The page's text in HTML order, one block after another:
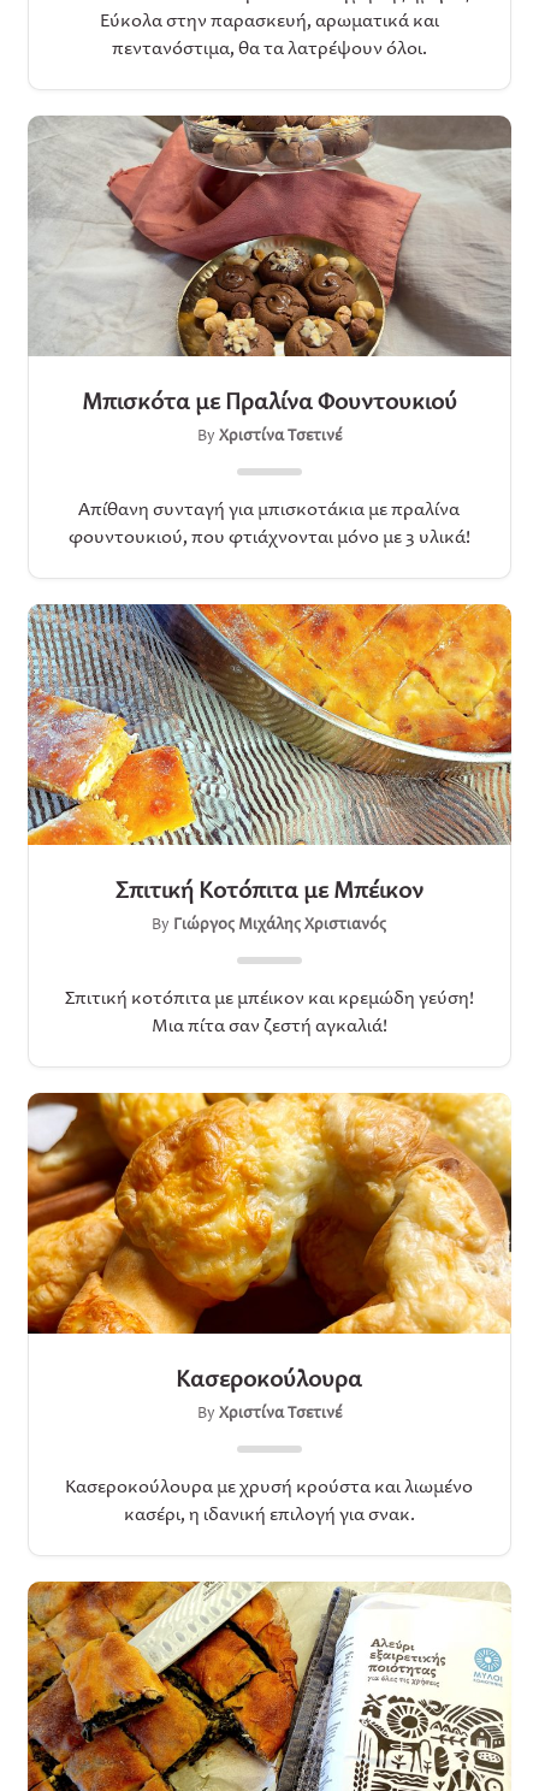
Εύκολα στην παρασκευή, αρωματικά και
πεντανόστιμα, θα τα λατρέψουν όλοι.
Μπισκότα με Πραλίνα Φουντουκιού
By Χριστίνα Τσετινέ
Aπίθανη συνταγή για μπισκοτάκια με πραλίνα
φουντουκιού, που φτιάχνονται μόνο με 3 υλικά!
Σπιτική Κοτόπιτα με Μπέικον
By Γιώργος Μιχάλης Χριστιανός
Σπιτική κοτόπιτα με μπέικον και κρεμώδη γεύση!
Μια πίτα σαν ζεστή αγκαλιά!
Κασεροκούλουρα
By Χριστίνα Τσετινέ
Κασεροκούλουρα με χρυσή κρούστα και λιωμένο
κασέρι, η ιδανική επιλογή για σνακ.